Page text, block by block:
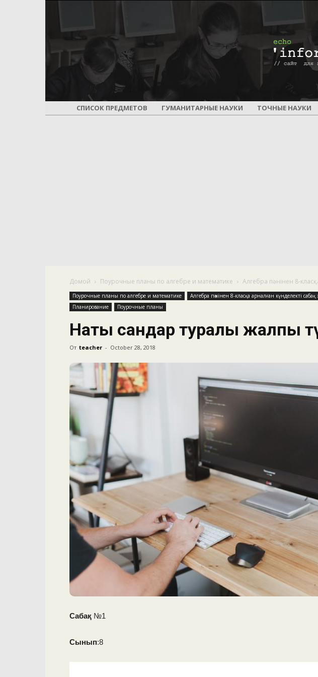
СПИСОК ПРЕДМЕТОВ ГУМАНИТАРНЫЕ НАУКИ ТОЧНЫЕ НАУКИ
Домой Поурочные планы по алгебре и математике Алгебра пәнінен 8-
Поурочные планы по алгебре и математике
Алгебра пәнінен 8-класқа арналған күнделекті
Планирование
Поурочные планы
Нақты сандар туралы жалпы
От teacher - October 28, 2018
Сабақ №1
Сынып:8